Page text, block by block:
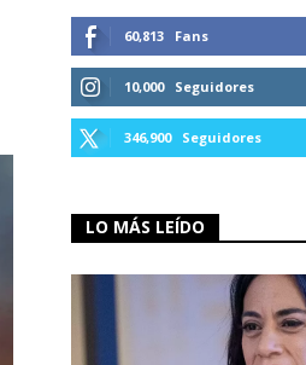
60,813 Fans
10,000 Seguidores
346,900 Seguidores
LO MÁS LEÍDO